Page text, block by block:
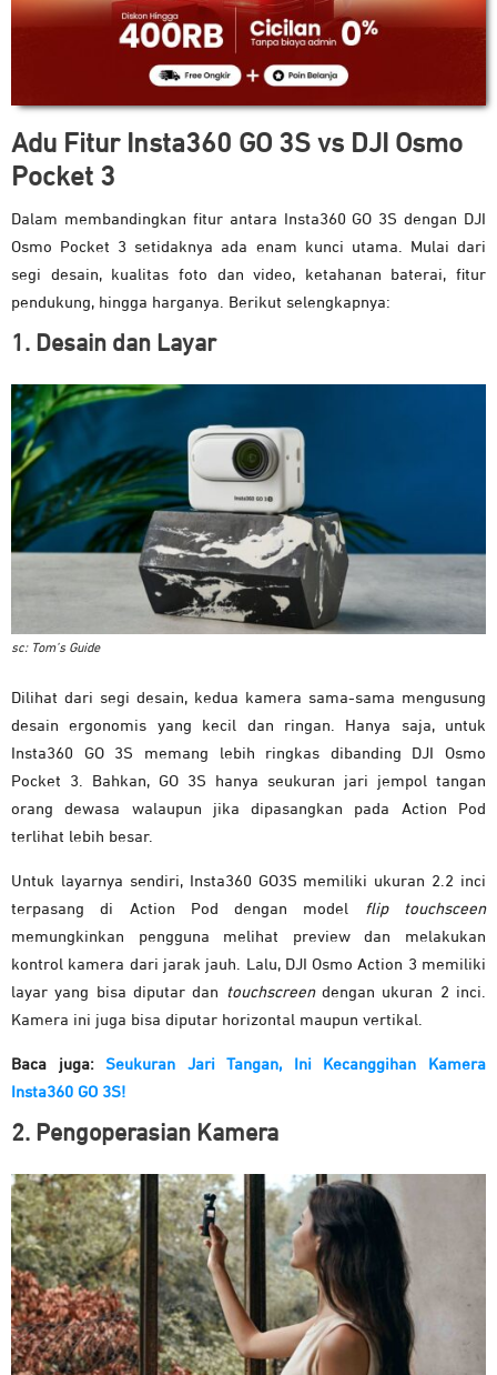
Adu Fitur Insta360 GO 3S vs DJI Osmo
Pocket 3
Dalam membandingkan fitur antara Insta360 GO 3S dengan DJI
Osmo Pocket 3 setidaknya ada enam kunci utama. Mulai dari
segi desain, kualitas foto dan video, ketahanan baterai, fitur
pendukung, hingga harganya. Berikut selengkapnya:
1. Desain dan Layar
sc: Tom’s Guide
Dilihat dari segi desain, kedua kamera sama-sama mengusung
desain ergonomis yang kecil dan ringan. Hanya saja, untuk
Insta360 GO 3S memang lebih ringkas dibanding DJI Osmo
Pocket 3. Bahkan, GO 3S hanya seukuran jari jempol tangan
orang dewasa walaupun jika dipasangkan pada Action Pod
terlihat lebih besar.
Untuk layarnya sendiri, Insta360 GO3S memiliki ukuran 2.2 inci
terpasang di Action Pod dengan model flip touchsceen
memungkinkan pengguna melihat preview dan melakukan
kontrol kamera dari jarak jauh. Lalu, DJI Osmo Action 3 memiliki
layar yang bisa diputar dan touchscreendengan ukuran 2 inci.
Kamera ini juga bisa diputar horizontal maupun vertikal.
Baca juga:Seukuran Jari Tangan, Ini Kecanggihan Kamera
Insta360 GO 3S!
2. Pengoperasian Kamera